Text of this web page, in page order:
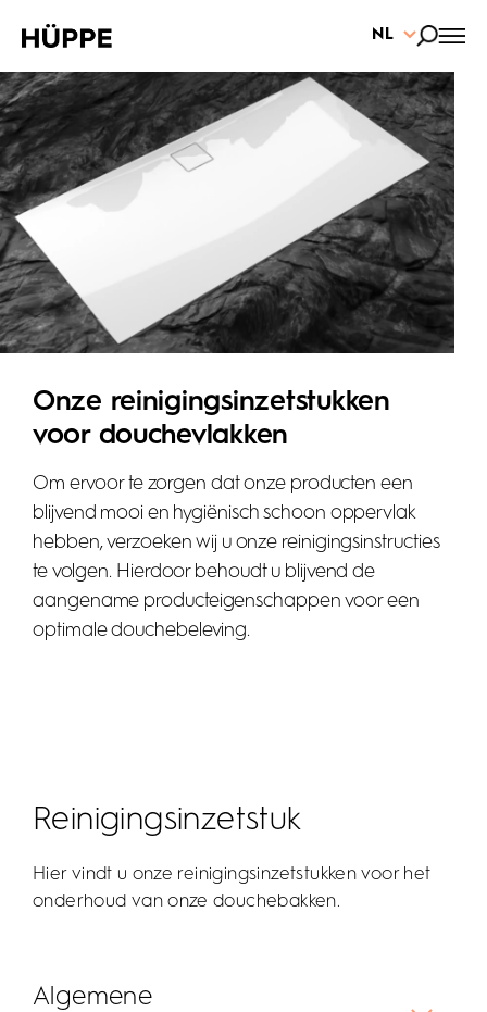
NL
Onze reinigingsinzetstukken
voor douchevlakken
Om ervoor te zorgen dat onze producten een
blijvend mooi en hygiënisch schoon oppervlak
hebben, verzoeken wij u onze reinigingsinstructies
te volgen. Hierdoor behoudt u blijvend de
aangename producteigenschappen voor een
optimale douchebeleving.
Reinigingsinzetstuk
Hier vindt u onze reinigingsinzetstukken voor het
onderhoud van onze douchebakken.
Algemene